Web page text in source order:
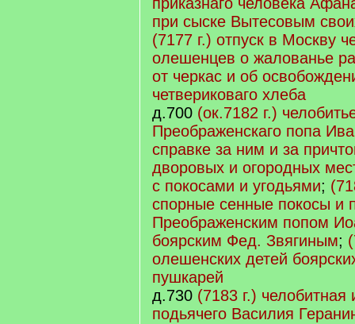
при сыске Вытесовым
(7177 г.) отпуск в Москву
олешенцев о жалованье
от черкас и об
четвериковаго хлеба
д.700 (ок.7182 г.)
Преображенскаго попа
справке за ним и за
дворовых и огородных
с покосами и угодьями;
спорные сенные покосы и
Преображенским попом
боярским Фед. Звягиным;
олешенских детей
пушкарей
д.730 (7183 г.) челобитная
подьячего Василия